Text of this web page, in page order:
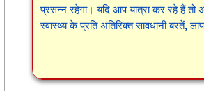
प्रसन्न रहेगा। यदि आप यात्रा कर रहे हैं तो
स्वास्थ्य के प्रति अतिरिक्त सावधानी बरतें,